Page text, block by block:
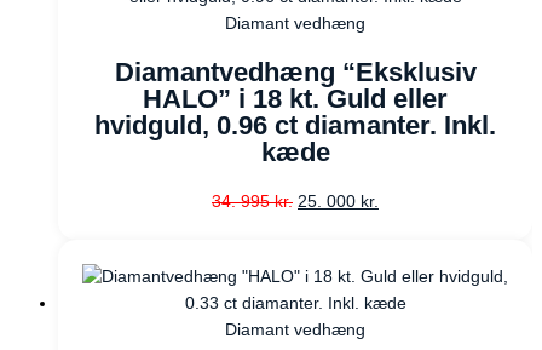
Diamant vedhæng
Diamantvedhæng “Eksklusiv
HALO” i 18 kt. Guld eller
hvidguld, 0.96 ct diamanter. Inkl.
kæde
34. 995kr. 25. 000 kr.
Diamant vedhæng